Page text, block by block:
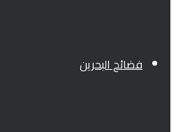
فضائح البحرين